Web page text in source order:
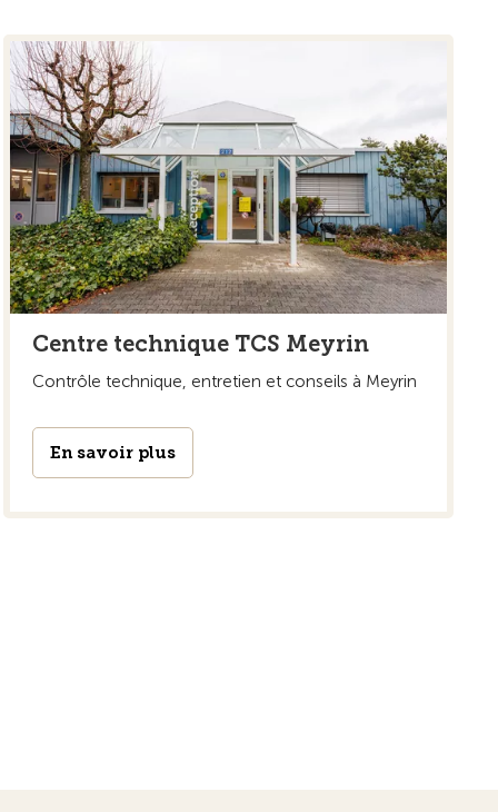
Centre technique TCS Meyrin
Contrôle technique, entretien et conseils à Meyrin
En savoir plus